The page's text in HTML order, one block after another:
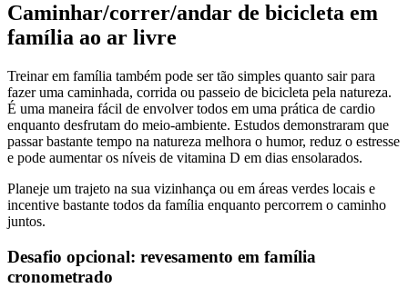
Caminhar/correr/andar de bicicleta em
família ao ar livre
Treinar em família também pode ser tão simples quanto sair para
fazer uma caminhada, corrida ou passeio de bicicleta pela natureza.
É uma maneira fácil de envolver todos em uma prática de cardio
enquanto desfrutam do meio-ambiente. Estudos demonstraram que
passar bastante tempo na natureza melhora o humor, reduz o estresse
e pode aumentar os níveis de vitamina D em dias ensolarados.
Planeje um trajeto na sua vizinhança ou em áreas verdes locais e
incentive bastante todos da família enquanto percorrem o caminho
juntos.
Desafio opcional: revesamento em família
cronometrado